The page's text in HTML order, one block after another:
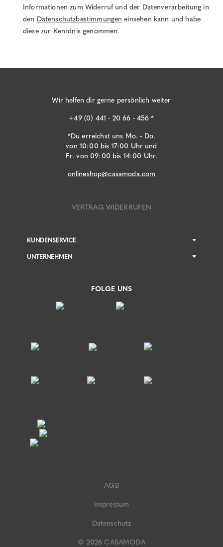
Informationen zum Widerruf und der Datenverarbeitung in
den Datenschutzbestimmungen einsehen kann und habe
diese zur Kenntnis genommen.
Wir helfen dir gerne persönlich weiter
+49 (0) 441 - 20 66 - 456 *
*Du erreichst uns Mo. - Do.
von 10:00 bis 17:00 Uhr und
Fr. von 09:00 bis 14:00 Uhr.
onlineshop@casamoda.com
VERTRAG WIDERRUFEN
KUNDENSERVICE
UNTERNEHMEN
FOLGE UNS
© 2026 CASAMODA
AGB
Impressum
Datenschutz